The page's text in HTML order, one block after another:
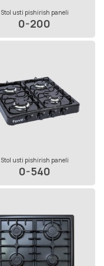
Stol usti pishirish paneli
0-200
Stol usti pishirish paneli
0-540